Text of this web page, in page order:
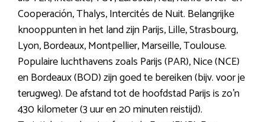
Cooperación, Thalys, Intercités de Nuit. Belangrijke
knooppunten in het land zijn Parijs, Lille, Strasbourg,
Lyon, Bordeaux, Montpellier, Marseille, Toulouse.
Populaire luchthavens zoals Parijs (PAR), Nice (NCE)
en Bordeaux (BOD) zijn goed te bereiken (bijv. voor je
terugweg). De afstand tot de hoofdstad Parijs is zo’n
430 kilometer (3 uur en 20 minuten reistijd).